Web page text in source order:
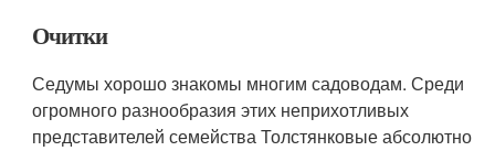
Очитки
Седумы хорошо знакомы многим садоводам. Среди
огромного разнообразия этих неприхотливых
представителей семейства Толстянковые абсолютно